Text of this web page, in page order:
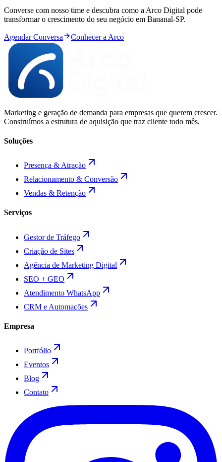
Converse com nosso time e descubra como a Arco Digital pode
transformar o crescimento do seu negócio em Bananal-SP.
Agendar Conversa Conhecer a Arco
Marketing e geração de demanda para empresas que querem crescer.
Construímos a estrutura de aquisição que traz cliente todo mês.
Soluções
Presença & Atração
Relacionamento & Conversão
Vendas & Retenção
Serviços
Gestor de Tráfego
Criação de Sites
Agência de Marketing Digital
SEO + GEO
Atendimento WhatsApp
CRM e Automações
Empresa
Portfólio
Eventos
Blog
Contato